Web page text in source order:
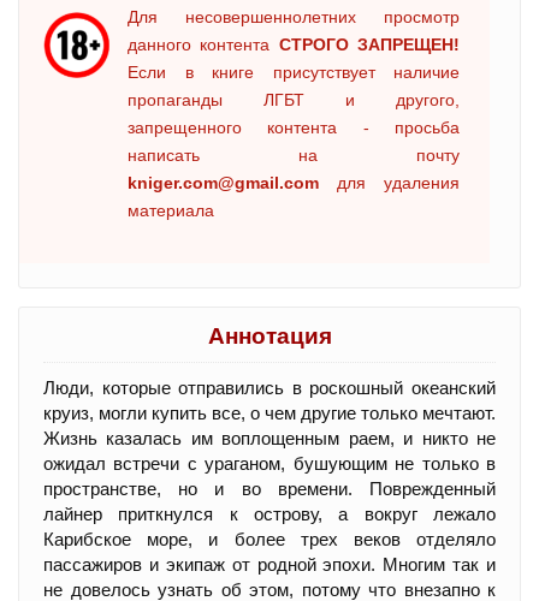
Для несовершеннолетних просмотр
данного контента СТРОГО ЗАПРЕЩЕН!
Если в книге присутствует наличие
пропаганды ЛГБТ и другого,
запрещенного контента - просьба
написать на почту
kniger.com@gmail.com для удаления
материала
Аннотация
Люди, которые отправились в роскошный океанский
круиз, могли купить все, о чем другие только мечтают.
Жизнь казалась им воплощенным раем, и никто не
ожидал встречи с ураганом, бушующим не только в
пространстве, но и во времени. Поврежденный
лайнер приткнулся к острову, а вокруг лежало
Карибское море, и более трех веков отделяло
пассажиров и экипаж от родной эпохи. Многим так и
не довелось узнать об этом, потому что внезапно к